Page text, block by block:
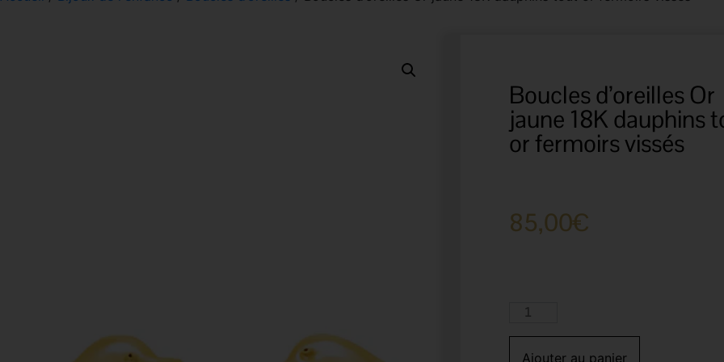
Boucles d’oreilles Or
jaune 18K dauphins
or fermoirs vissés
85,00€
Ajouter au panier